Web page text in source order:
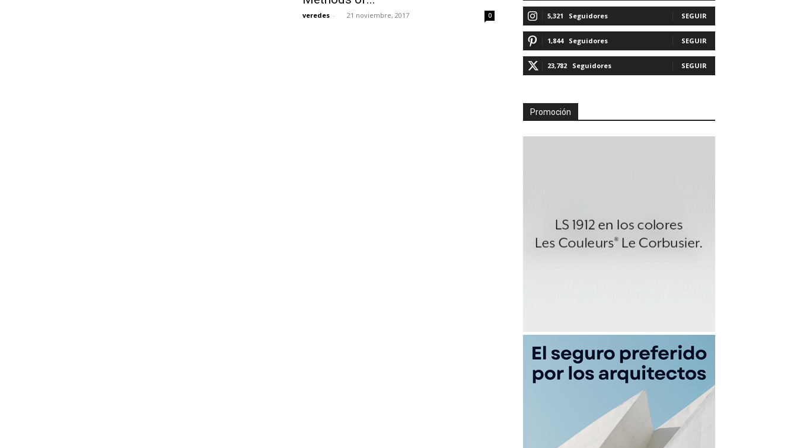
veredes - 21 noviembre, 2017 0 5,321 Seguidores SEGUIR
1,844 Seguidores SEGUIR
23,782 Seguidores SEGUIR
Promoción